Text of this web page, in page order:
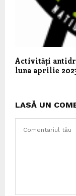
Activități
luna aprilie
LASĂ UN